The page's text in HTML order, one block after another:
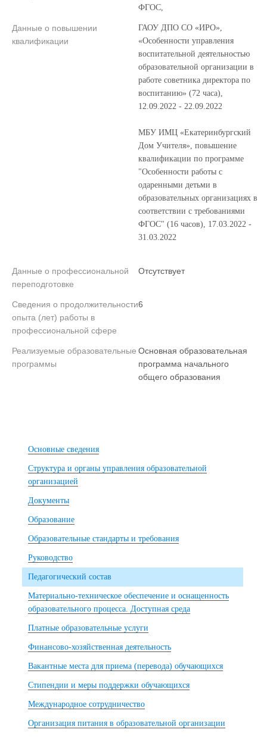
ФГОС,
Данные о повышении
квалификации
ГАОУ ДПО СО «ИРО»,
«Особенности управления
воспитательной деятельностью
образовательной организации в
работе советника директора по
воспитанию» (72 часа),
12.09.2022 - 22.09.2022
МБУ ИМЦ «Екатеринбургский
Дом Учителя», повышение
квалификации по программе
"Особенности работы с
одаренными детьми в
образовательных организациях в
соответствии с требованиями
ФГОС" (16 часов), 17.03.2022 -
31.03.2022
Данные о профессиональной
переподготовке
Отсутствует
Сведения о продолжительности
опыта (лет) работы в
профессиональной сфере
6
Реализуемые образовательные
программы
Основная образовательная
программа начального
общего образования
Основные сведения
Структура и органы управления образовательной
организацией
Документы
Образование
Образовательные стандарты и требования
Руководство
Педагогический состав
Материально-техническое обеспечение и оснащенность
образовательного процесса. Доступная среда
Платные образовательные услуги
Финансово-хозяйственная деятельность
Вакантные места для приема (перевода) обучающихся
Стипендии и меры поддержки обучающихся
Международное сотрудничество
Организация питания в образовательной организации